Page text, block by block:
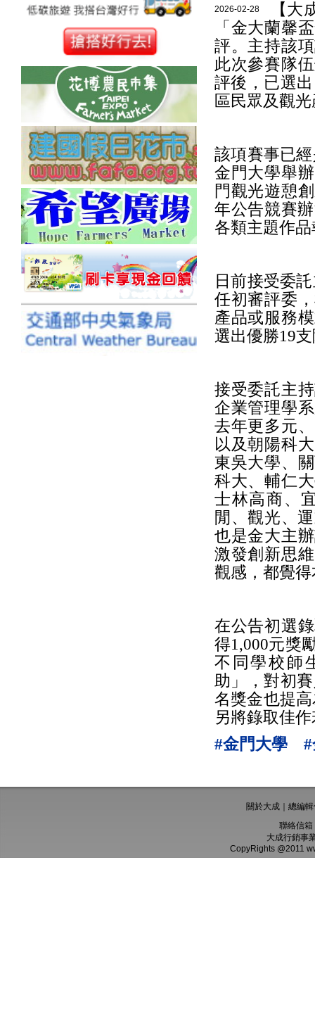
2026-02-28
【
「金大蘭馨
評。主持該
此次參賽隊
評後，已選
區民眾及觀
該項賽事已
金門大學舉
門觀光遊憩
年公告競賽
各類主題作
日前接受委
任初審評委
產品或服務
選出優勝19
接受委託主
企業管理學
去年更多元
以及朝陽科
東吳大學、
科大、輔仁
士林高商、
閒、觀光、
也是金大主
激發創新思
觀感，都覺
在公告初選
得1,000元獎
不同學校師
助」，對初
名獎金也提
另將錄取佳
#金門大學